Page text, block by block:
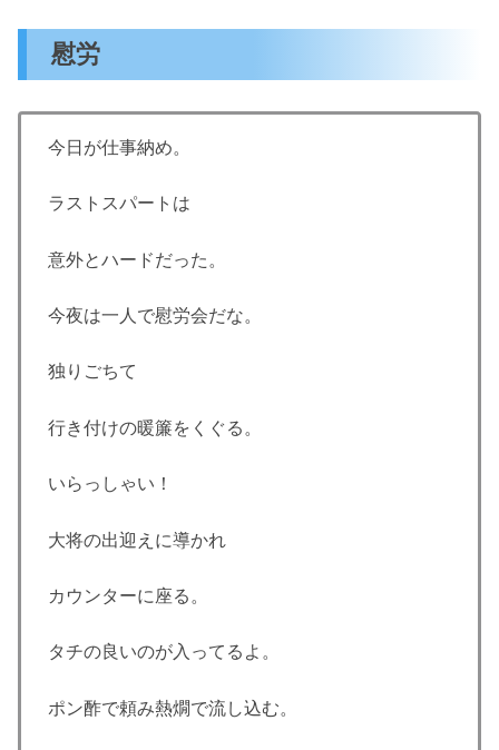
慰労
今日が仕事納め。
ラストスパートは
意外とハードだった。
今夜は一人で慰労会だな。
独りごちて
行き付けの暖簾をくぐる。
いらっしゃい！
大将の出迎えに導かれ
カウンターに座る。
タチの良いのが入ってるよ。
ポン酢で頼み熱燗で流し込む。